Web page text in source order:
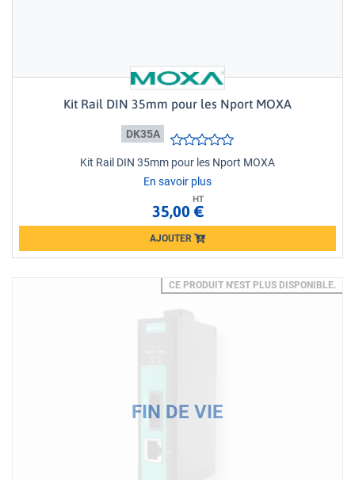
Kit Rail DIN 35mm pour les Nport MOXA
DK35A
Kit Rail DIN 35mm pour les Nport MOXA
En savoir plus
HT
35,00 €
AJOUTER
Loading...
CE PRODUIT N'EST PLUS DISPONIBLE.